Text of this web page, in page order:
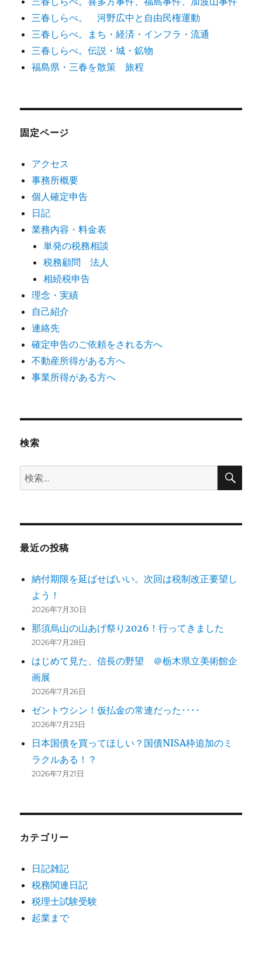
三春しらべ。 河野広中と自由民権運動
三春しらべ。まち・経済・インフラ・流通
三春しらべ。伝説・城・鉱物
福島県・三春を散策 旅程
固定ページ
アクセス
事務所概要
個人確定申告
日記
業務内容・料金表
単発の税務相談
税務顧問 法人
相続税申告
理念・実績
自己紹介
連絡先
確定申告のご依頼をされる方へ
不動産所得がある方へ
事業所得がある方へ
検索
検
索:
検
最近の投稿
納付期限を延ばせばいい。次回は税制改正要望し
よう！
2026年7月30日
那須烏山の山あげ祭り2026！行ってきました
2026年7月28日
はじめて見た、信長の野望 ＠栃木県立美術館企
画展
2026年7月26日
ゼントウシン！仮払金の常連だった････
2026年7月23日
日本国債を買ってほしい？国債NISA枠追加のミ
ラクルある！？
2026年7月21日
カテゴリー
日記雑記
税務関連日記
税理士試験受験
起業まで